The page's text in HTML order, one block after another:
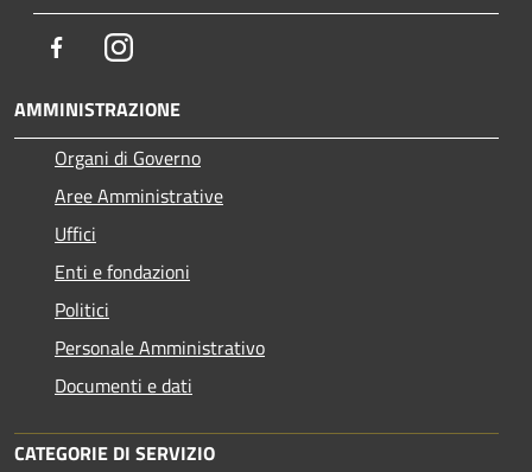
FacebookInstagram
AMMINISTRAZIONE
Organi di Governo
Aree Amministrative
Uffici
Enti e fondazioni
Politici
Personale Amministrativo
Documenti e dati
CATEGORIE DI SERVIZIO